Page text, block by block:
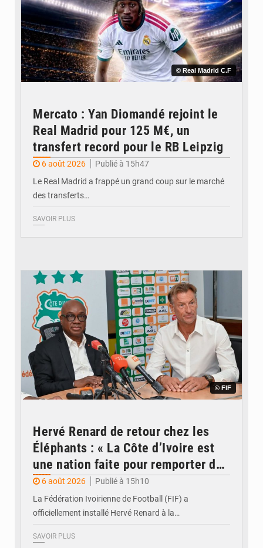
© Real Madrid C.F
Mercato : Yan Diomandé rejoint le
Real Madrid pour 125 M€, un
transfert record pour le RB Leipzig
6 août 2026
Publié à 15h47
Le Real Madrid a frappé un grand coup sur le marché
des transferts…
SAVOIR PLUS
© FIF
Hervé Renard de retour chez les
Éléphants : « La Côte d’Ivoire est
une nation faite pour remporter des
trophées »
6 août 2026
Publié à 15h10
La Fédération Ivoirienne de Football (FIF) a
officiellement installé Hervé Renard à la…
SAVOIR PLUS